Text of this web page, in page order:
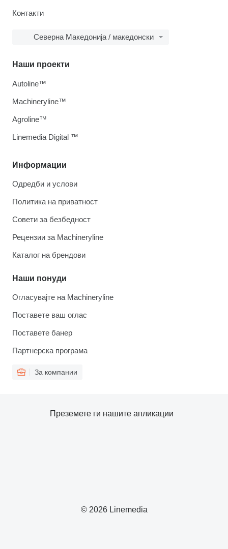
Контакти
Северна Македонија / македонски
Информации
Одредби и услови
Политика на приватност
Совети за безбедност
Рецензии за Machineryline
Каталог на брендови
Наши понуди
Огласувајте на Machineryline
Поставете ваш оглас
Поставете банер
Партнерска програма
За компании
Наши проекти
Autoline™
Machineryline™
Agroline™
Linemedia Digital ™
© 2026 Linemedia
Преземете ги нашите апликации